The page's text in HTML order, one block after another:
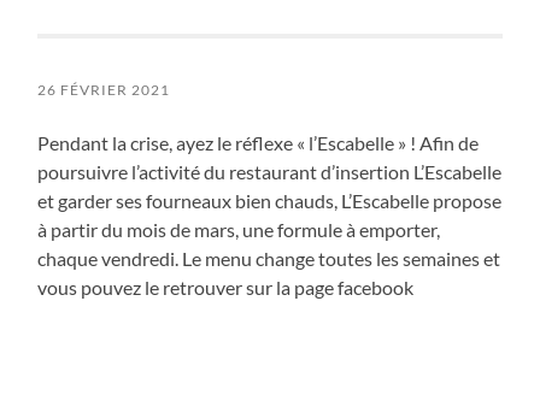
26 FÉVRIER 2021
Pendant la crise, ayez le réflexe « l’Escabelle » ! Afin de
poursuivre l’activité du restaurant d’insertion L’Escabelle
et garder ses fourneaux bien chauds, L’Escabelle propose
à partir du mois de mars, une formule à emporter,
chaque vendredi. Le menu change toutes les semaines et
vous pouvez le retrouver sur la page facebook